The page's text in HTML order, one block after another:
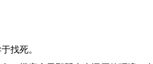
找死。